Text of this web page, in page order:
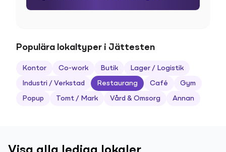
Populära lokaltyper i Jättesten
Kontor Co-work Butik Lager / Logistik
Industri / Verkstad Restaurang Café Gym
Popup Tomt / Mark Vård & Omsorg Annan